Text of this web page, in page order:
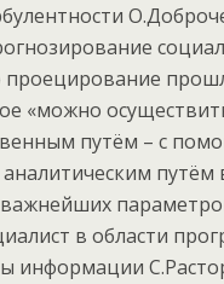
«можно
путём – с
путём
в области
информации